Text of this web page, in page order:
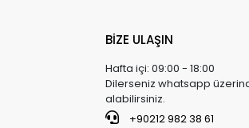
BİZE ULAŞIN
Hafta içi: 09:00 - 18:00
Dilerseniz whatsapp
alabilirsiniz.
+90212 982 38 61